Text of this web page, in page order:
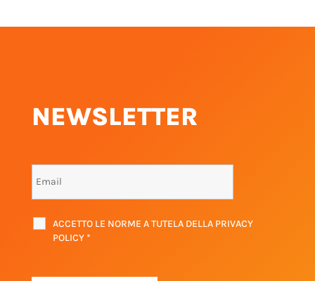
NEWSLETTER
ACCETTO LE NORME A TUTELA DELLA PRIVACY
POLICY *